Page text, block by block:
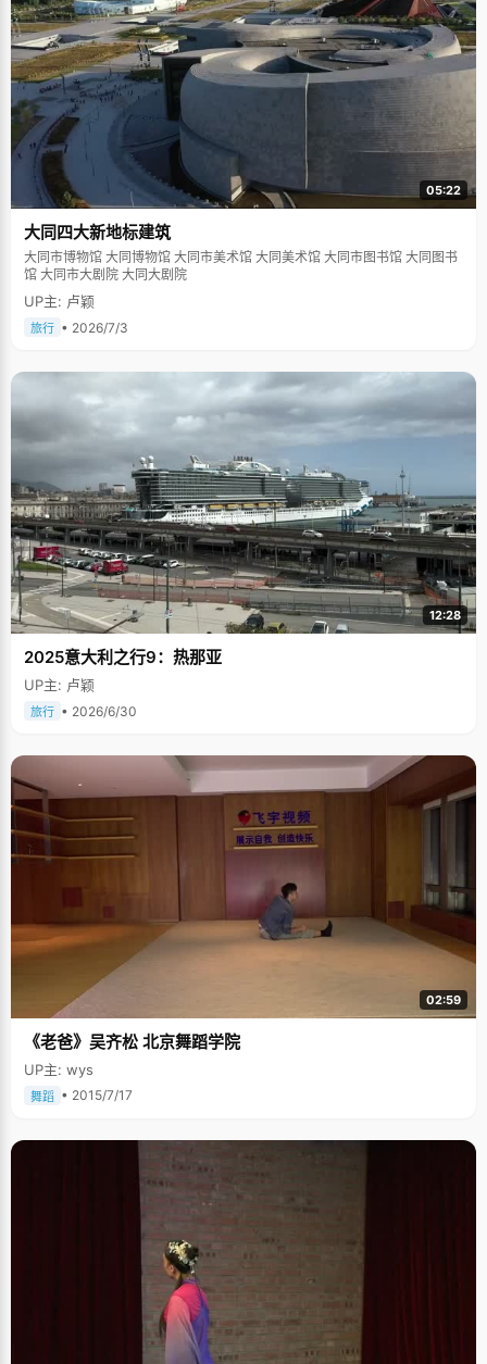
05:22
大同四大新地标建筑
大同市博物馆 大同博物馆 大同市美术馆 大同美术馆 大同市图书馆 大同图书
馆 大同市大剧院 大同大剧院
UP主: 卢颖
旅行 • 2026/7/3
12:28
2025意大利之行9：热那亚
UP主: 卢颖
旅行 • 2026/6/30
02:59
《老爸》吴齐松 北京舞蹈学院
UP主: wys
舞蹈 • 2015/7/17